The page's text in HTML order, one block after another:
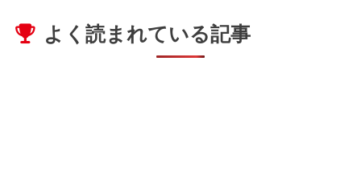
よく読まれている記事